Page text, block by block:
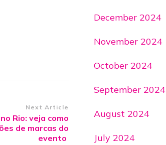
Next Article
Rio: veja como
de marcas do
evento
December 2024
November 2024
October 2024
September 2024
August 2024
July 2024